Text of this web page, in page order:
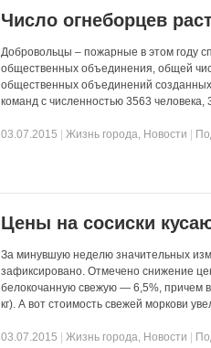
Число огнеборцев
Добровольцы – пожарные в этом году
общественных объединения, общей
общественных объединений
команд с численностью 3563
03.07.2015 |Жизнь города, Новости
Цены на сосиски
За минувшую неделю значительных
зафиксировано. Отмечено снижение
белокочанную свежую — 6,5%, причем
кг). А вот стоимость свежей моркови
03.07.2015 |Жизнь города Новости |